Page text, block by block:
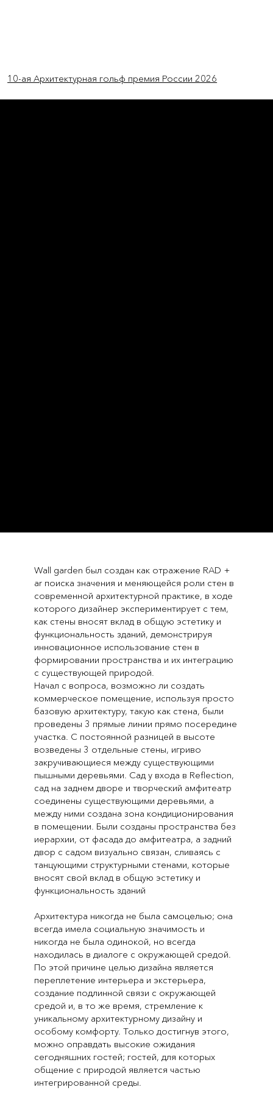
Wall garden был создан как отражение RAD +
ar поиска значения и меняющейся роли стен в
современной архитектурной практике, в ходе
которого дизайнер экспериментирует с тем,
как стены вносят вклад в общую эстетику и
функциональность зданий, демонстрируя
инновационное использование стен в
формировании пространства и их интеграцию
с существующей природой.
Начал с вопроса, возможно ли создать
коммерческое помещение, используя просто
базовую архитектуру, такую как стена, были
проведены 3 прямые линии прямо посередине
участка. С постоянной разницей в высоте
возведены 3 отдельные стены, игриво
закручивающиеся между существующими
пышными деревьями. Сад у входа в Reflection,
сад на заднем дворе и творческий амфитеатр
соединены существующими деревьями, а
между ними создана зона кондиционирования
в помещении. Были созданы пространства без
иерархии, от фасада до амфитеатра, а задний
двор с садом визуально связан, сливаясь с
танцующими структурными стенами, которые
вносят свой вклад в общую эстетику и
функциональность зданий
Архитектура никогда не была самоцелью; она
всегда имела социальную значимость и
никогда не была одинокой, но всегда
находилась в диалоге с окружающей средой.
По этой причине целью дизайна является
переплетение интерьера и экстерьера,
создание подлинной связи с окружающей
средой и, в то же время, стремление к
уникальному архитектурному дизайну и
особому комфорту. Только достигнув этого,
можно оправдать высокие ожидания
сегодняшних гостей; гостей, для которых
общение с природой является частью
интегрированной среды.
10-ая Архитектурная гольф премия России 2026